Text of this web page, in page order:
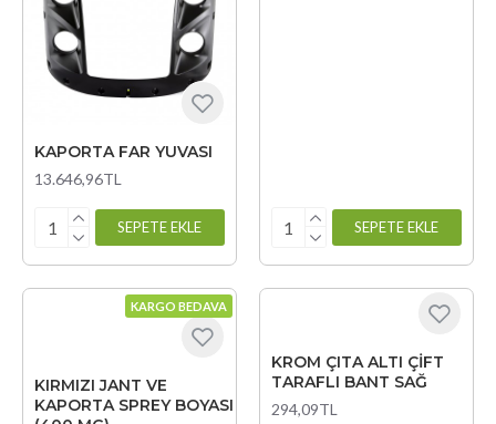
KAPORTA FAR YUVASI
13.646,96TL
SEPETE EKLE SEPETE EKLE
KARGO BEDAVA
KIRMIZI JANT VE
KAPORTA SPREY BOYASI
KROM ÇITA ALTI ÇİFT
TARAFLI BANT SAĞ
294,09TL